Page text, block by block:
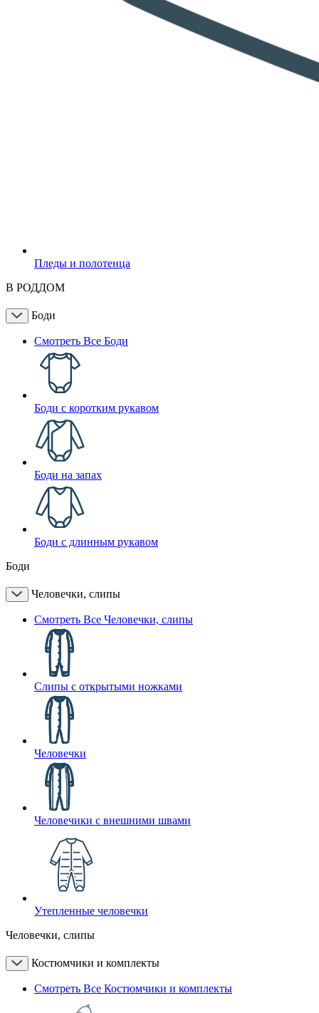
Пледы и полотенца
В РОДДОМ
Боди
Смотреть Все Боди
Боди с коротким рукавом
Боди на запах
Боди с длинным рукавом
Боди
Человечки, слипы
Смотреть Все Человечки, слипы
Слипы с открытыми ножками
Человечки
Человечики с внешними швами
Утепленные человечки
Человечки, слипы
Костюмчики и комплекты
Смотреть Все Костюмчики и комплекты